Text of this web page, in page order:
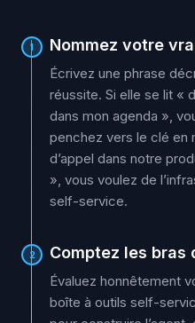
1 Nommez votre
Écrivez une phrase
réussite. Si elle se lit «
dans mon agenda »,
penchez vers le clé en
d’appel dans notre
», vous voulez de
self-service.
2 Comptez les bras
Évaluez honnêtement
boîte à outils self-